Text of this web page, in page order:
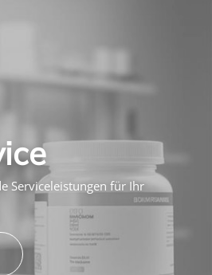
Serviceleistungen für Ihr